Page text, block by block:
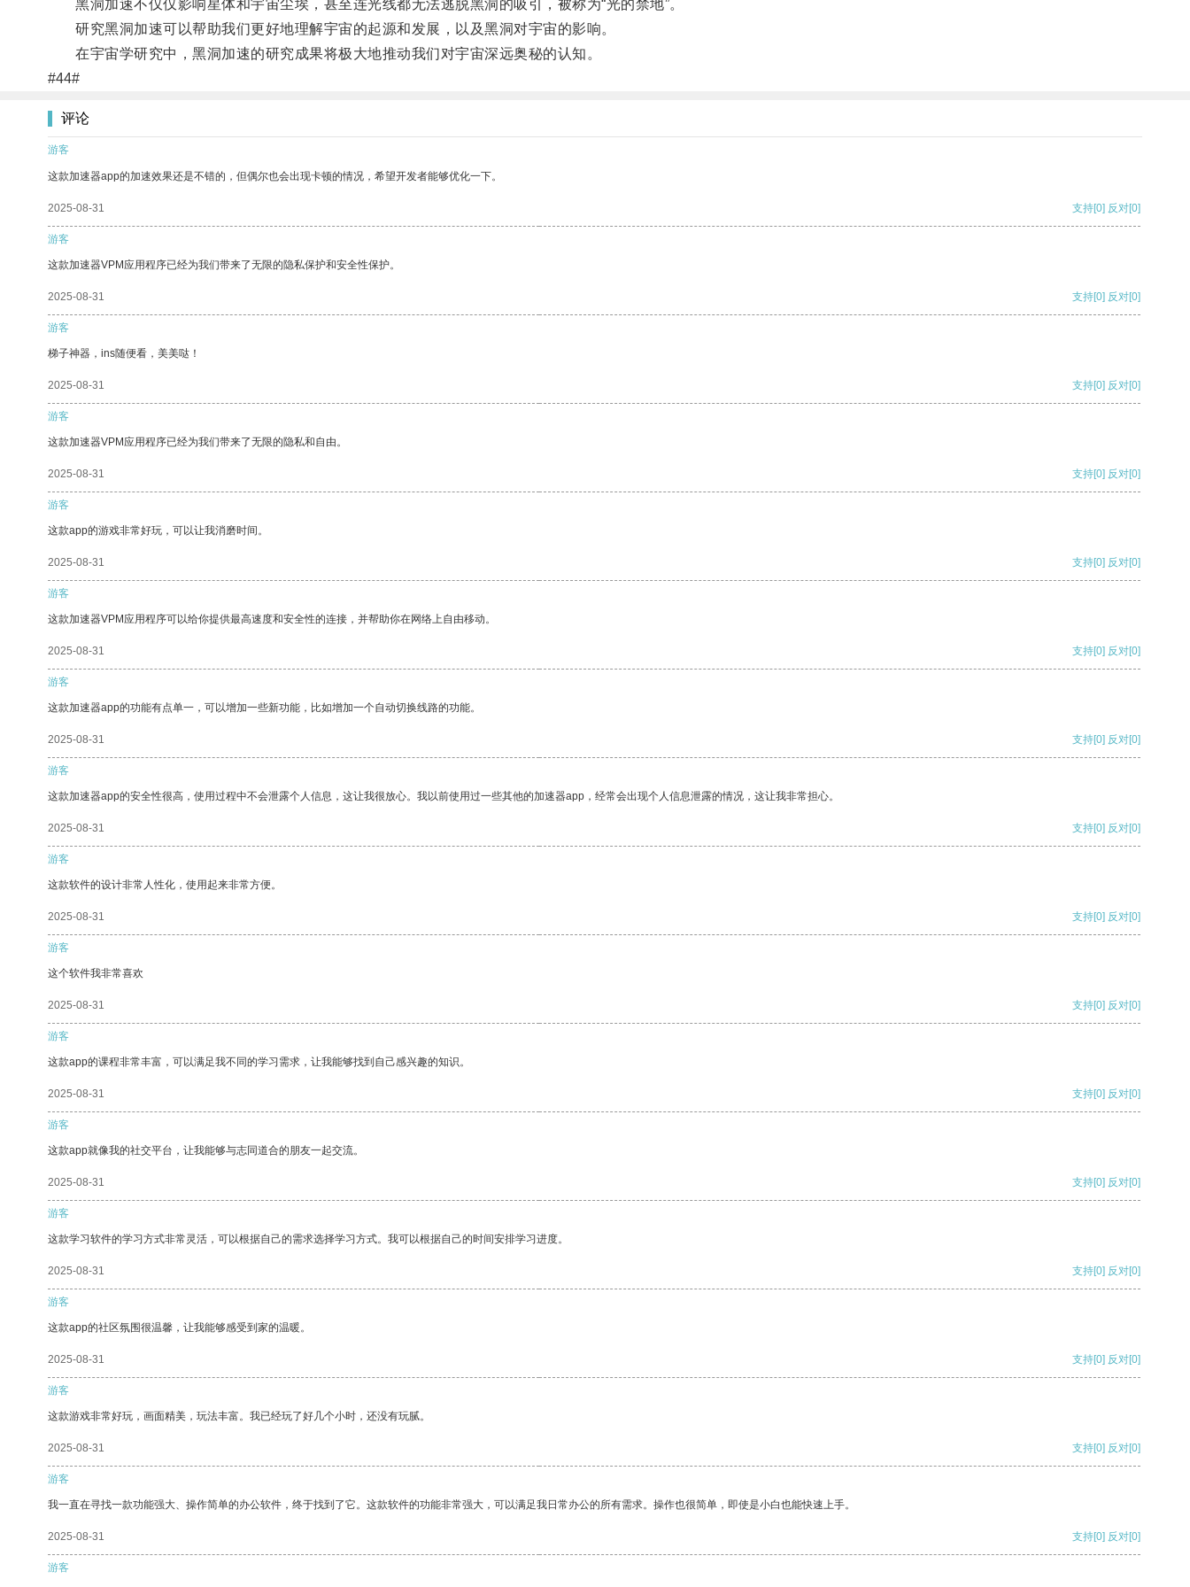
黑洞加速不仅仅影响星体和宇宙尘埃，甚至连光线都无法逃脱黑洞的吸引，被称为“光的禁地”。
研究黑洞加速可以帮助我们更好地理解宇宙的起源和发展，以及黑洞对宇宙的影响。
在宇宙学研究中，黑洞加速的研究成果将极大地推动我们对宇宙深远奥秘的认知。
#44#
评论
游客
这款加速器app的加速效果还是不错的，但偶尔也会出现卡顿的情况，希望开发者能够优化一下。
2025-08-31 支持[0] 反对[0]
游客
这款加速器VPM应用程序已经为我们带来了无限的隐私保护和安全性保护。
2025-08-31 支持[0] 反对[0]
游客
梯子神器，ins随便看，美美哒！
2025-08-31 支持[0] 反对[0]
游客
这款加速器VPM应用程序已经为我们带来了无限的隐私和自由。
2025-08-31 支持[0] 反对[0]
游客
这款app的游戏非常好玩，可以让我消磨时间。
2025-08-31 支持[0] 反对[0]
游客
这款加速器VPM应用程序可以给你提供最高速度和安全性的连接，并帮助你在网络上自由移动。
2025-08-31 支持[0] 反对[0]
游客
这款加速器app的功能有点单一，可以增加一些新功能，比如增加一个自动切换线路的功能。
2025-08-31 支持[0] 反对[0]
游客
这款加速器app的安全性很高，使用过程中不会泄露个人信息，这让我很放心。我以前使用过一些其他的加速器app，经常会出现个人信息泄露的情况，这让我非常担心。
2025-08-31 支持[0] 反对[0]
游客
这款软件的设计非常人性化，使用起来非常方便。
2025-08-31 支持[0] 反对[0]
游客
这个软件我非常喜欢
2025-08-31 支持[0] 反对[0]
游客
这款app的课程非常丰富，可以满足我不同的学习需求，让我能够找到自己感兴趣的知识。
2025-08-31 支持[0] 反对[0]
游客
这款app就像我的社交平台，让我能够与志同道合的朋友一起交流。
2025-08-31 支持[0] 反对[0]
游客
这款学习软件的学习方式非常灵活，可以根据自己的需求选择学习方式。我可以根据自己的时间安排学习进度。
2025-08-31 支持[0] 反对[0]
游客
这款app的社区氛围很温馨，让我能够感受到家的温暖。
2025-08-31 支持[0] 反对[0]
游客
这款游戏非常好玩，画面精美，玩法丰富。我已经玩了好几个小时，还没有玩腻。
2025-08-31 支持[0] 反对[0]
游客
我一直在寻找一款功能强大、操作简单的办公软件，终于找到了它。这款软件的功能非常强大，可以满足我日常办公的所有需求。操作也很简单，即使是小白也能快速上手。
2025-08-31 支持[0] 反对[0]
游客